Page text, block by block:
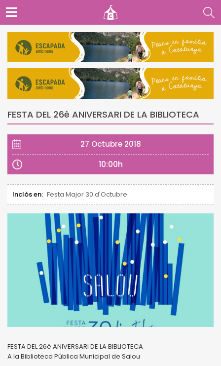
FESTA DEL 26è ANIVERSARI DE LA BIBLIOTECA
27 Octubre 2018
10:00h
Inclòs en: Festa Major 30 d'Octubre
FESTA DEL 26è ANIVERSARI DE LA BIBLIOTECA
A la Biblioteca Pública Municipal de Salou